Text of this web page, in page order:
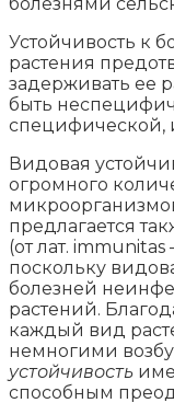
болезнями
Устойчивость к
растения
задерживать ее
быть
специфической,
Видовая
огромного
предлагается
(от лат.
поскольку
болезней
растений.
каждый вид
немногими
устойчивость
способным